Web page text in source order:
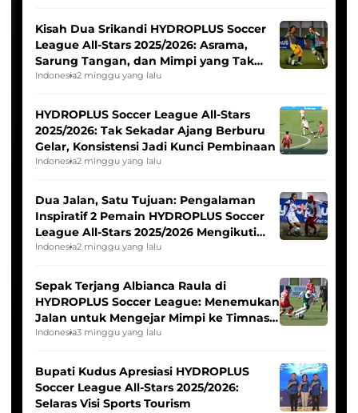
Kisah Dua Srikandi HYDROPLUS Soccer
League All-Stars 2025/2026: Asrama,
Sarung Tangan, dan Mimpi yang Tak
Pernah Padam
Indonesia2 minggu yang lalu
HYDROPLUS Soccer League All-Stars
2025/2026: Tak Sekadar Ajang Berburu
Gelar, Konsistensi Jadi Kunci Pembinaan
Indonesia2 minggu yang lalu
Dua Jalan, Satu Tujuan: Pengalaman
Inspiratif 2 Pemain HYDROPLUS Soccer
League All-Stars 2025/2026 Mengikuti
Seleksi Timnas Indonesia Putri
Indonesia2 minggu yang lalu
Sepak Terjang Albianca Raula di
HYDROPLUS Soccer League: Menemukan
Jalan untuk Mengejar Mimpi ke Timnas
Indonesia Putri
Indonesia3 minggu yang lalu
Bupati Kudus Apresiasi HYDROPLUS
Soccer League All-Stars 2025/2026:
Selaras Visi Sports Tourism